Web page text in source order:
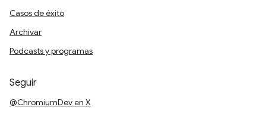
Casos de éxito
Archivar
Podcasts y programas
Seguir
@ChromiumDev en X